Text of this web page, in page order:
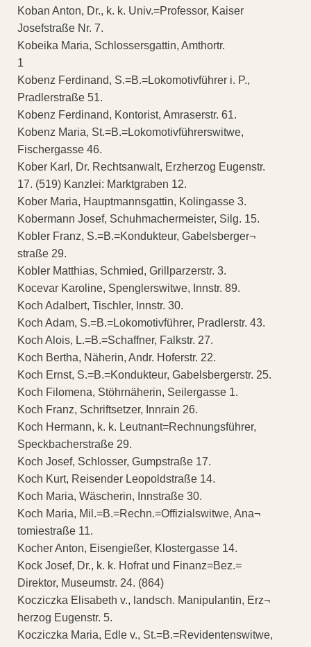
Koban Anton, Dr., k. k. Univ.=Professor, Kaiser
Josefstraße Nr. 7.
Kobeika Maria, Schlossersgattin, Amthortr.
1
Kobenz Ferdinand, S.=B.=Lokomotivführer i. P.,
Pradlerstraße 51.
Kobenz Ferdinand, Kontorist, Amraserstr. 61.
Kobenz Maria, St.=B.=Lokomotivführerswitwe,
Fischergasse 46.
Kober Karl, Dr. Rechtsanwalt, Erzherzog Eugenstr.
17. (519) Kanzlei: Marktgraben 12.
Kober Maria, Hauptmannsgattin, Kolingasse 3.
Kobermann Josef, Schuhmachermeister, Silg. 15.
Kobler Franz, S.=B.=Kondukteur, Gabelsberger¬
straße 29.
Kobler Matthias, Schmied, Grillparzerstr. 3.
Kocevar Karoline, Spenglerswitwe, Innstr. 89.
Koch Adalbert, Tischler, Innstr. 30.
Koch Adam, S.=B.=Lokomotivführer, Pradlerstr. 43.
Koch Alois, L.=B.=Schaffner, Falkstr. 27.
Koch Bertha, Näherin, Andr. Hoferstr. 22.
Koch Ernst, S.=B.=Kondukteur, Gabelsbergerstr. 25.
Koch Filomena, Stöhrnäherin, Seilergasse 1.
Koch Franz, Schriftsetzer, Innrain 26.
Koch Hermann, k. k. Leutnant=Rechnungsführer,
Speckbacherstraße 29.
Koch Josef, Schlosser, Gumpstraße 17.
Koch Kurt, Reisender Leopoldstraße 14.
Koch Maria, Wäscherin, Innstraße 30.
Koch Maria, Mil.=B.=Rechn.=Offizialswitwe, Ana¬
tomiestraße 11.
Kocher Anton, Eisengießer, Klostergasse 14.
Kock Josef, Dr., k. k. Hofrat und Finanz=Bez.=
Direktor, Museumstr. 24. (864)
Kocziczka Elisabeth v., landsch. Manipulantin, Erz¬
herzog Eugenstr. 5.
Kocziczka Maria, Edle v., St.=B.=Revidentenswitwe,